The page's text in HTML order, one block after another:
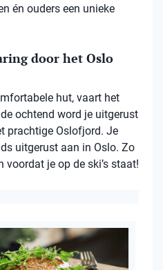
én ouders een unieke
door het Oslo
hut, vaart het
ochtend word je uitgerust
prachtige Oslofjord. Je
uitgerust aan in Oslo. Zo
je op de ski’s staat!